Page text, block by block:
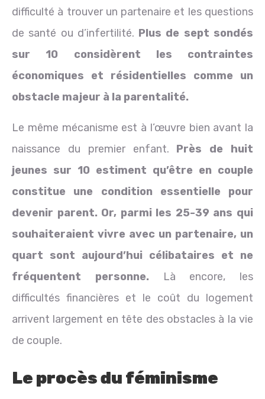
difficulté à trouver un partenaire et les questions
de santé ou d’infertilité. Plus de sept sondés
sur 10 considèrent les contraintes
économiques et résidentielles comme un
obstacle majeur à la parentalité.
Le même mécanisme est à l’œuvre bien avant la
naissance du premier enfant. Près de huit
jeunes sur 10 estiment qu’être en couple
constitue une condition essentielle pour
devenir parent. Or, parmi les 25-39 ans qui
souhaiteraient vivre avec un partenaire, un
quart sont aujourd’hui célibataires et ne
fréquentent personne. Là encore, les
difficultés financières et le coût du logement
arrivent largement en tête des obstacles à la vie
de couple.
Le procès du féminisme